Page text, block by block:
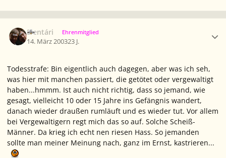
Elentári Ehrenmitglied
14. März 200323 J.
Todesstrafe: Bin eigentlich auch dagegen, aber was ich seh,
was hier mit manchen passiert, die getötet oder vergewaltigt
haben...hmmm. Ist auch nicht richtig, dass so jemand, wie
gesagt, vielleicht 10 oder 15 Jahre ins Gefängnis wandert,
danach wieder draußen rumläuft und es wieder tut. Vor allem
bei Vergewaltigern regt mich das so auf. Solche Scheiß-
Männer. Da krieg ich echt nen riesen Hass. So jemanden
sollte man meiner Meinung nach, ganz im Ernst, kastrieren...